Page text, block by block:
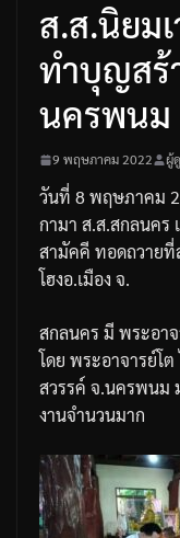
ส.ส.นิยม
ทำบุญสร้
นครพนม
9 พฤษภาคม 2022 ผู้
วันที่ 8พฤษภาคม
กามา ส.ส.สกลนคร
สามัคคี ทอดถวายที่
โฮงอ.เมือง จ.
สกลนคร มี พระอา
โดย พระอาจารย์โต
สวรรค์ จ.นครพนม
งานจำนวนมาก